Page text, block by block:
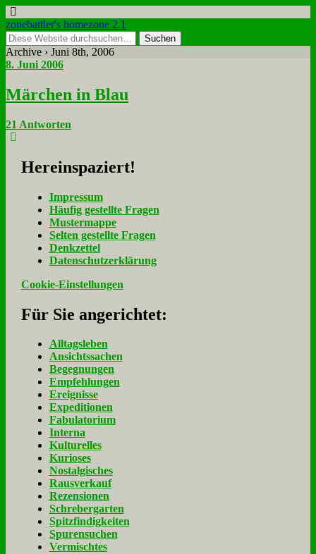
zonebattler's homezone 2.1
Archive › Juni 8th, 2006
8. Juni 2006
Mär­chen in Blau
21 Antworten
Her­ein­spa­ziert!
Im­pres­sum
Häu­fig ge­stell­te Fra­gen
Mu­ster­map­pe
Sel­ten ge­stell­te Fra­gen
Denk­zet­tel
Da­ten­schutz­er­klä­rung
Cookie-Einstellungen
Für Sie an­ge­rich­tet:
Alltagsleben
Ansichtssachen
Begegnungen
Empfehlungen
Ereignisse
Expeditionen
Fabulatorium
Interna
Kulturelles
Kurioses
Nostalgisches
Rausverkauf
Rezensionen
Schrebergarten
Spitzfindigkeiten
Spurensuchen
Vermischtes